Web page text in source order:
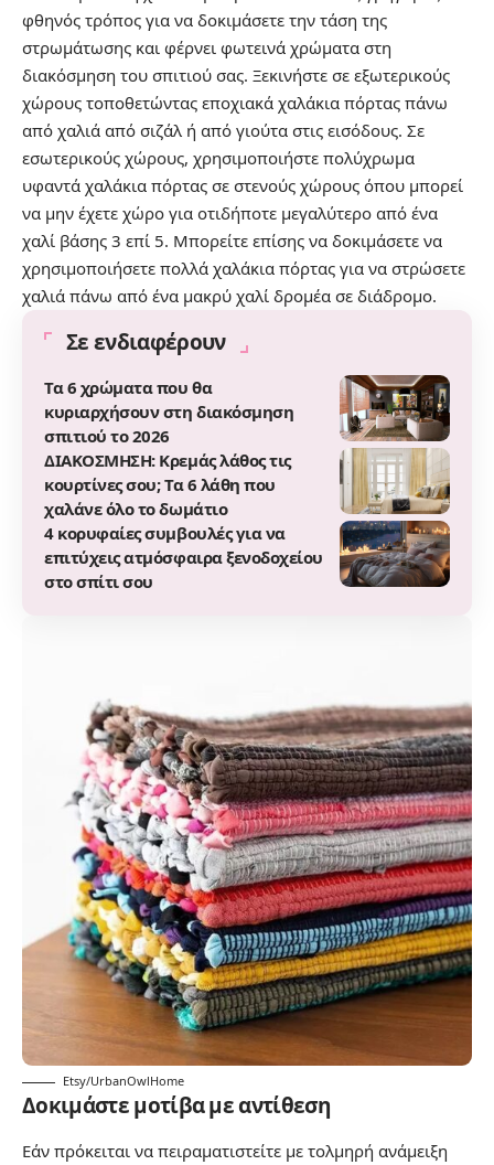
φθηνός τρόπος για να δοκιμάσετε την τάση της
στρωμάτωσης και φέρνει φωτεινά χρώματα στη
διακόσμηση του σπιτιού σας. Ξεκινήστε σε εξωτερικούς
χώρους τοποθετώντας εποχιακά χαλάκια πόρτας πάνω
από χαλιά από σιζάλ ή από γιούτα στις εισόδους. Σε
εσωτερικούς χώρους, χρησιμοποιήστε πολύχρωμα
υφαντά χαλάκια πόρτας σε στενούς χώρους όπου μπορεί
να μην έχετε χώρο για οτιδήποτε μεγαλύτερο από ένα
χαλί βάσης 3 επί 5. Μπορείτε επίσης να δοκιμάσετε να
χρησιμοποιήσετε πολλά χαλάκια πόρτας για να στρώσετε
χαλιά πάνω από ένα μακρύ χαλί δρομέα σε διάδρομο.
Σε ενδιαφέρουν
Τα 6 χρώματα που θα
κυριαρχήσουν στη διακόσμηση
σπιτιού το 2026
ΔΙΑΚΟΣΜΗΣΗ: Κρεμάς λάθος τις
κουρτίνες σου; Τα 6 λάθη που
χαλάνε όλο το δωμάτιο
4 κορυφαίες συμβουλές για να
επιτύχεις ατμόσφαιρα ξενοδοχείου
στο σπίτι σου
Etsy/UrbanOwlHome
Δοκιμάστε μοτίβα με αντίθεση
Εάν πρόκειται να πειραματιστείτε με τολμηρή ανάμειξη